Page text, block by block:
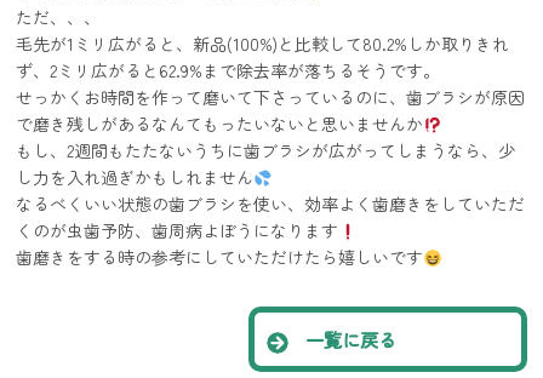
ただ、、、
毛先が1ミリ広がると、新品(100%)と比較して80.2%しか取りきれ
ず、2ミリ広がると62.9%まで除去率が落ちるそうです。
せっかくお時間を作って磨いて下さっているのに、歯ブラシが原因
で磨き残しがあるなんてもったいないと思いませんか
もし、2週間もたたないうちに歯ブラシが広がってしまうなら、少
し力を入れ過ぎかもしれません
なるべくいい状態の歯ブラシを使い、効率よく歯磨きをしていただ
くのが虫歯予防、歯周病よぼうになります
歯磨きをする時の参考にしていただけたら嬉しいです
一覧に戻る